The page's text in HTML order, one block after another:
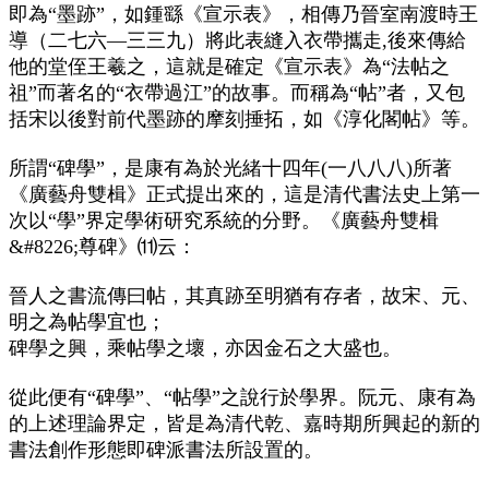
即為“墨跡”，如鍾繇《宣示表》，相傳乃晉室南渡時王
導（二七六—三三九）將此表縫入衣帶攜走,後來傳給
他的堂侄王羲之，這就是確定《宣示表》為“法帖之
祖”而著名的“衣帶過江”的故事。而稱為“帖”者，又包
括宋以後對前代墨跡的摩刻捶拓，如《淳化閣帖》等。
所謂“碑學”，是康有為於光緒十四年(一八八八)所著
《廣藝舟雙楫》正式提出來的，這是清代書法史上第一
次以“學”界定學術研究系統的分野。《廣藝舟雙楫
&#8226;尊碑》⑾云：
晉人之書流傳曰帖，其真跡至明猶有存者，故宋、元、
明之為帖學宜也；
碑學之興，乘帖學之壞，亦因金石之大盛也。
從此便有“碑學”、“帖學”之說行於學界。阮元、康有為
的上述理論界定，皆是為清代乾、嘉時期所興起的新的
書法創作形態即碑派書法所設置的。